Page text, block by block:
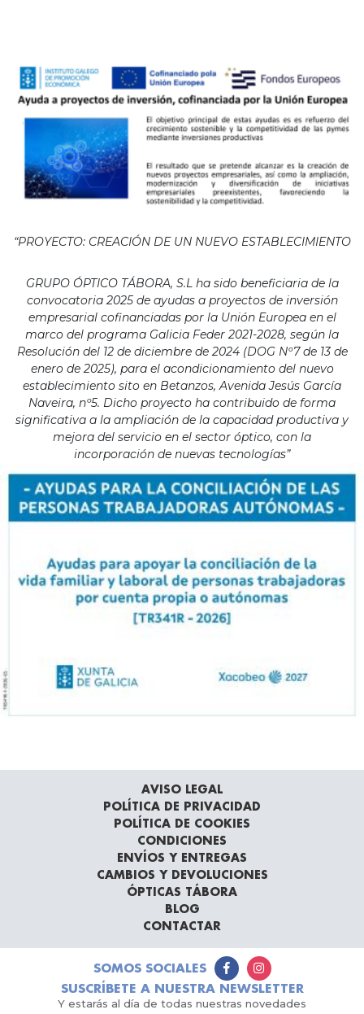
“PROYECTO: CREACIÓN DE UN NUEVO ESTABLECIMIENTO
GRUPO ÓPTICO TÁBORA, S.L ha sido beneficiaria de la
convocatoria 2025 de ayudas a proyectos de inversión
empresarial cofinanciadas por la Unión Europea en el
marco del programa Galicia Feder 2021-2028, según la
Resolución del 12 de diciembre de 2024 (DOG Nº7 de 13 de
enero de 2025), para el acondicionamiento del nuevo
establecimiento sito en Betanzos, Avenida Jesús García
Naveira, nº5. Dicho proyecto ha contribuido de forma
significativa a la ampliación de la capacidad productiva y
mejora del servicio en el sector óptico, con la
incorporación de nuevas tecnologías”
AVISO LEGAL
POLÍTICA DE PRIVACIDAD
POLÍTICA DE COOKIES
CONDICIONES
ENVÍOS Y ENTREGAS
CAMBIOS Y DEVOLUCIONES
ÓPTICAS TÁBORA
BLOG
CONTACTAR
SOMOS SOCIALES
SUSCRÍBETE A NUESTRA NEWSLETTER
Y estarás al día de todas nuestras novedades